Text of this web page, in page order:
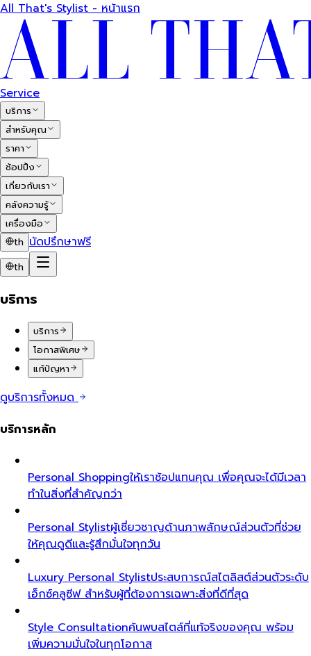
All That's Stylist - หน้าแรก
Service
บริการ
สำหรับคุณ
ราคา
ช้อปปิ้ง
เกี่ยวกับเรา
คลังความรู้
เครื่องมือ
th นัดปรึกษาฟรี
th
บริการ
บริการ
โอกาสพิเศษ
แก้ปัญหา
ดูบริการทั้งหมด
บริการหลัก
Personal Shoppingให้เราช้อปแทนคุณ เพื่อคุณจะได้มีเวลา
ทำในสิ่งที่สำคัญกว่า
Personal Stylistผู้เชี่ยวชาญด้านภาพลักษณ์ส่วนตัวที่ช่วย
ให้คุณดูดีและรู้สึกมั่นใจทุกวัน
Luxury Personal Stylistประสบการณ์สไตลิสต์ส่วนตัวระดับ
เอ็กซ์คลูซีฟ สำหรับผู้ที่ต้องการเฉพาะสิ่งที่ดีที่สุด
Style Consultationค้นพบสไตล์ที่แท้จริงของคุณ พร้อม
เพิ่มความมั่นใจในทุกโอกาส